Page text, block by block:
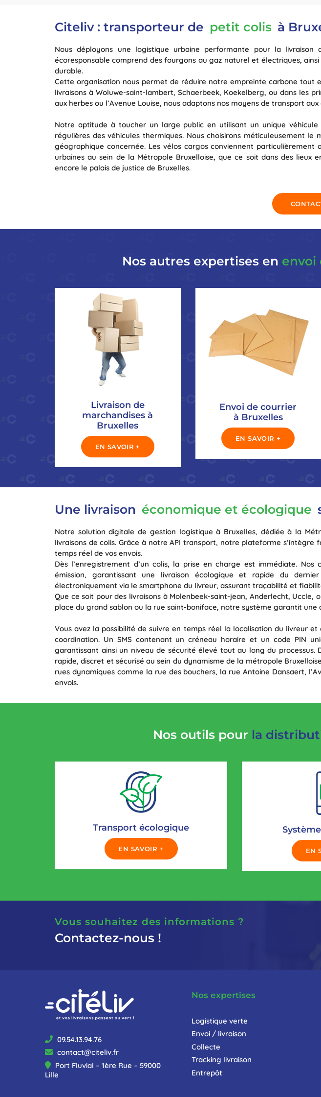
Citeliv : transporteur de petit colis à
Nous déployons une logistique urbaine performante pour la
écoresponsable comprend des fourgons au gaz naturel et électriques,
durable.
Cette organisation nous permet de réduire notre empreinte carbone tout
livraisons à Woluwe-saint-lambert, Schaerbeek, Koekelberg, ou dans les
aux herbes ou l’Avenue Louise, nous adaptons nos moyens de transport
Notre aptitude à toucher un large public en utilisant un unique
régulières des véhicules thermiques. Nous choisirons méticuleusement
géographique concernée. Les vélos cargos conviennent
urbaines au sein de la Métropole Bruxelloise, que ce soit dans des lieux
encore le palais de justice de Bruxelles.
Nos autres expertises en envoi
Livraison de
marchandises à
Bruxelles
EN SAVOIR +
Envoi de courrier
à Bruxelles
EN SAVOIR +
Une livraison économique et écologique
Notre solution digitale de gestion logistique à Bruxelles, dédiée à la
livraisons de colis. Grâce à notre API transport, notre plateforme
temps réel de vos envois.
Dès l’enregistrement d’un colis, la prise en charge est immédiate.
émission, garantissant une livraison écologique et rapide du
électroniquement via le smartphone du livreur, assurant traçabilité et
Que ce soit pour des livraisons à Molenbeek-saint-jean, Anderlecht,
place du grand sablon ou la rue saint-boniface, notre système garantit une
Vous avez la possibilité de suivre en temps réel la localisation du livreur
coordination. Un SMS contenant un créneau horaire et un code PIN
garantissant ainsi un niveau de sécurité élevé tout au long du
rapide, discret et sécurisé au sein du dynamisme de la métropole
rues dynamiques comme la rue des bouchers, la rue Antoine Dansaert,
envois.
Nos outils pour la
Transport écologique
EN SAVOIR + EN
Vous souhaitez des informations ?
Contactez-nous !
09.54.13.94.76
contact@citeliv.fr
Port Fluvial – 1ère Rue – 59000
Lille
Nos expertises
Logistique verte
Envoi / livraison
Collecte
Tracking livraison
Entrepôt